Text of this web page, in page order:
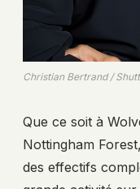
Christian Bertrand /
Que ce soit à
Nottingham
des effectifs